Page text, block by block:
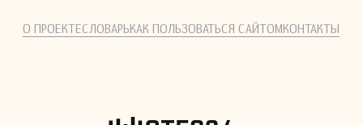
О ПРОЕКТЕСЛОВАРЬКАК ПОЛЬЗОВАТЬСЯ САЙТОМКОНТАКТЫ